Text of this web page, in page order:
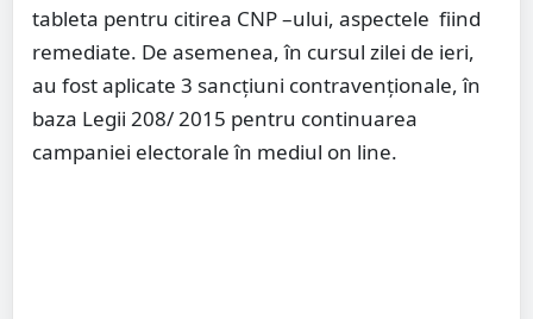
tableta pentru citirea CNP –ului, aspectele fiind
remediate. De asemenea, în cursul zilei de ieri,
au fost aplicate 3 sancțiuni contravenționale, în
baza Legii 208/ 2015 pentru continuarea
campaniei electorale în mediul on line.